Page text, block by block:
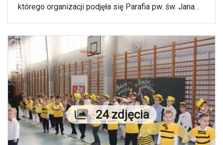
którego organizacji podjęła się Parafia pw. św. Jana
stycznia.
Liczba zdjęć
24 zdjęcia